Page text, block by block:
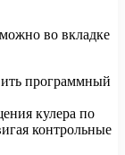
во вкладке
программный
кулера по
контрольные